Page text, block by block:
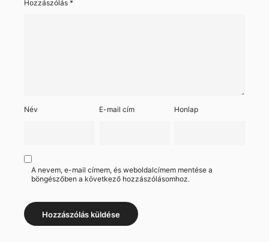
Hozzászólás *
Név E-mail cím Honlap
A nevem, e-mail címem, és weboldalcímem mentése a
böngészőben a következő hozzászólásomhoz.